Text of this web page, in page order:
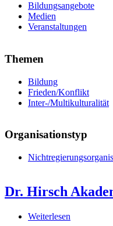
Bildungsangebote
Medien
Veranstaltungen
Themen
Bildung
Frieden/Konflikt
Inter-/Multikulturalität
Organisationstyp
Dr. Hirsch
Weiterlesen